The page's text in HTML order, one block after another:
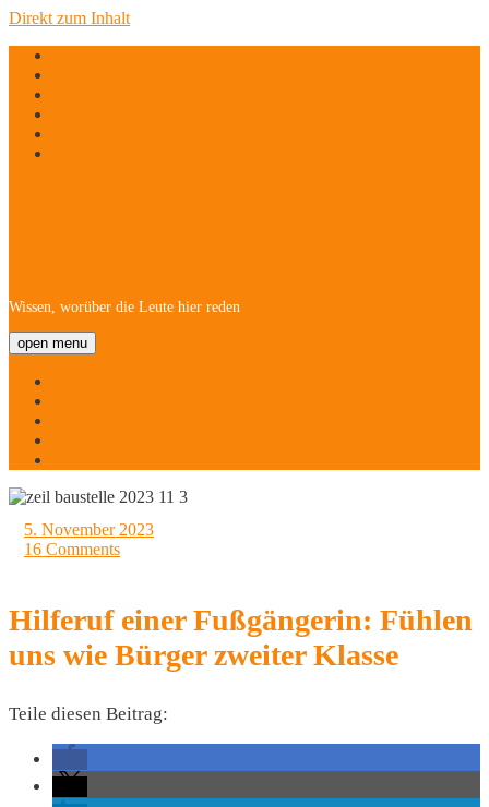
Direkt zum Inhalt
Wissen, worüber die Leute hier reden
open menu
5. November 2023
16 Comments
Hilferuf einer Fußgängerin: Fühlen
uns wie Bürger zweiter Klasse
Teile diesen Beitrag: